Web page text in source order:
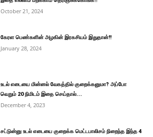
October 21, 2024
கேரள பெண்களின் அழகின் இரகசியம் இதுதான்!!
January 28, 2024
உடல் எடையை மின்னல் வேகத்தில் குறைக்கனுமா? அப்போ
வெறும் 20 நிமிடம் இதை செய்தால்...
December 4, 2023
சட்டுன்னு உடல் எடையை குறைக்க மெட்டபாலிசம் நிறைந்த இந்த 4